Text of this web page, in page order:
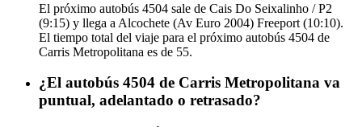
El próximo autobús 4504 sale de Cais Do Seixalinho / P2
(9:15) y llega a Alcochete (Av Euro 2004) Freeport (10:10).
El tiempo total del viaje para el próximo autobús 4504 de
Carris Metropolitana es de 55.
¿El autobús 4504 de Carris Metropolitana va
puntual, adelantado o retrasado?